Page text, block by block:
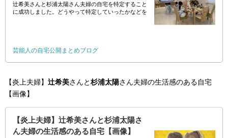
辻希美さんと杉浦太陽さん夫婦の自宅を特定すること
に成功しました。どうやって特定していったかなどを
芸能人の自宅公開まとめブログ
【炎上夫婦】 辻希美さんと杉浦太陽さん夫婦の生活感のある自宅
【画像】
【炎上夫婦】辻希美さんと杉浦太陽さ
ん夫婦の生活感のある自宅【画像】